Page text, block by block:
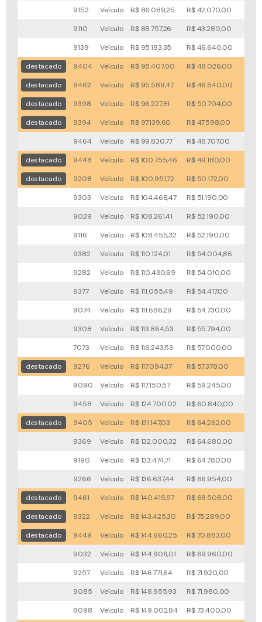
9152 Veículo R$ 86.089,25 R$ 42.070,00
9110
Veículo R$ 88.757,26 R$ 43.280,00
9139
Veículo R$ 95.183,35 R$ 46.640,00
destacado
9404 Veículo R$ 95.407,00 R$ 48.026,00
destacado
9462 Veículo R$ 95.589,47 R$ 46.840,00
destacado
9398 Veículo R$ 96.227,81 R$ 50.704,00
destacado
9394 Veículo R$ 97.139,60 R$ 47.598,00
9464
Veículo R$ 99.830,77 R$ 48.707,00
destacado
9448 Veículo R$ 100.755,46 R$ 49.180,00
destacado
9208 Veículo R$ 100.951,72 R$ 50.172,00
9303
Veículo R$ 104.468,47 R$ 51.190,00
9029
Veículo R$ 108.261,41 R$ 52.190,00
9116
Veículo R$ 108.455,32 R$ 52.190,00
9382
Veículo R$ 110.124,01 R$ 54.004,86
9282
Veículo R$ 110.430,69 R$ 54.010,00
9377
Veículo R$ 111.055,49 R$ 54.417,00
9074
Veículo R$ 111.686,29 R$ 54.730,00
9308
Veículo R$ 113.864,53 R$ 55.794,00
7073
Veículo R$ 116.243,53 R$ 57.000,00
destacado
9276 Veículo R$ 117.094,37 R$ 57.378,00
9090
Veículo R$ 117.150,57 R$ 59.245,00
9458
Veículo R$ 124.700,02 R$ 60.840,00
destacado
9405 Veículo R$ 131.147,03 R$ 64.262,00
9369
Veículo R$ 132.000,32 R$ 64.680,00
9190
Veículo R$ 133.474,71 R$ 64.780,00
9266
Veículo R$ 136.637,44 R$ 66.954,00
destacado
9461 Veículo R$ 140.415,57 R$ 68.508,00
destacado
9322 Veículo R$ 143.425,30 R$ 75.289,00
destacado
9449 Veículo R$ 144.660,25 R$ 70.883,00
9032
Veículo R$ 144.906,01 R$ 69.960,00
9257
Veículo R$ 146.771,64 R$ 71.920,00
9085
Veículo R$ 148.955,93 R$ 71.980,00
8098
Veículo R$ 149.002,84 R$ 73.400,00